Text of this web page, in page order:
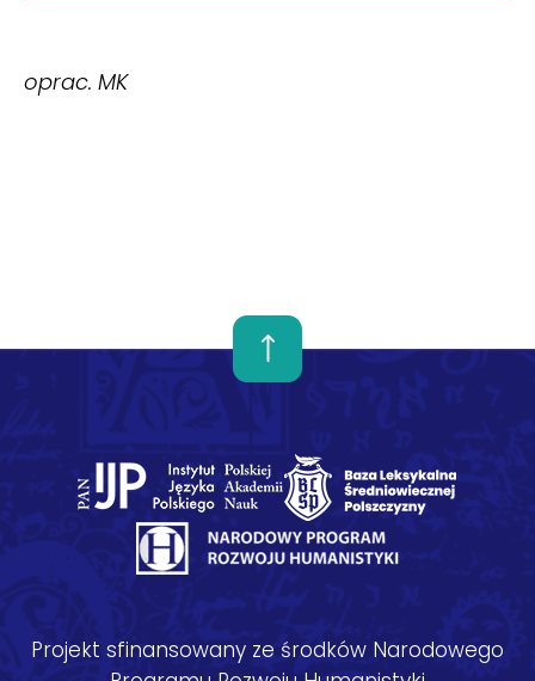
oprac. MK
Projekt sfinansowany ze środków Narodowego